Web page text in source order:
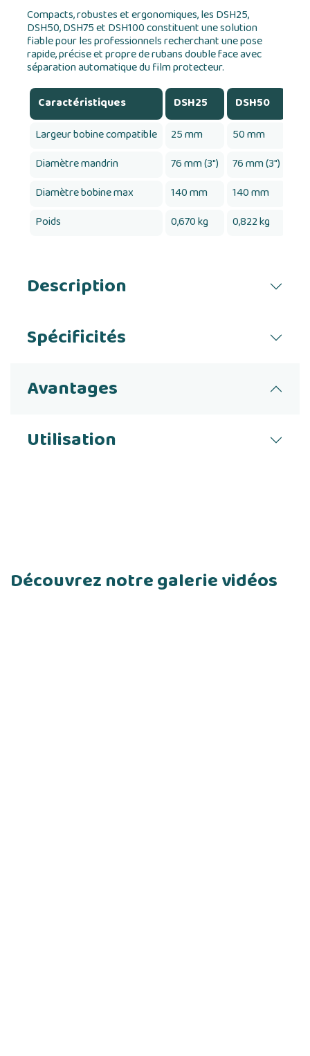
Compacts, robustes et ergonomiques, les DSH25,
DSH50, DSH75 et DSH100 constituent une solution
fiable pour les professionnels recherchant une pose
rapide, précise et propre de rubans double face avec
séparation automatique du film protecteur.
Caractéristiques DSH25 DSH50
Largeur bobine compatible
25 mm 50 mm
Diamètre mandrin
76 mm (3") 76 mm (3")
Diamètre bobine max
140 mm 140 mm
Poids
0,670 kg 0,822 kg
Description
Spécificités
Avantages
Utilisation
Découvrez notre galerie vidéos